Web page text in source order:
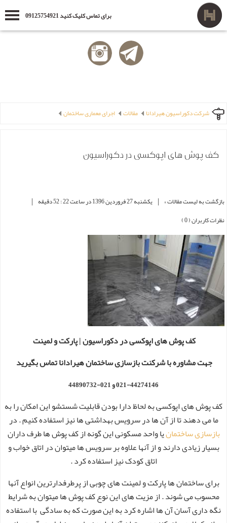
برای تماس کلیک کنید 09125754921
شرکت دکوراسیون هیرادانا مقالات اجرای معماری ساختمان
کف پوش های اپوکسی در دکوراسیون
بازگشت به لیست مقالات » | یکشنبه 27 فروردین 1396 در ساعت 22 : 52 دقیقه |
نظرات کاربران ( 0 )
کف پوش های اپوکسی در دکوراسیون |پارکت و لمینت
جهت مشاوره با شرکنت بازسازی ساختمان هیرادانا تماس بگیرید
021-44274146 و 021-44890732
کف پوش های اپوکسی به لحاظ دارا بودن قابلیت شستشو این امکان را به
ما می دهند تا از آن ها در سرویس بهداشتی ها نیز استفاده کنیم . در
بازسازی ساختمانیا واحد مسکونی این گونه از کف پوش ها طرف داران
بسیار زیادی دارند و از آنها علاوه بر سرویس ها میتوان در اتاق خواب و
اتاق کودک نیز استفاده کرد .
برای ساختمان ها پارکت و لمینت های چوبی از پرطرفدارترین انواع آنها
محسوب می شوند . از مزیت های این نوع کف پوش ها میتوان به شرایط
نگه داری آسان آن ها اشاره کرد به این صورت که به سادگی با استفاده